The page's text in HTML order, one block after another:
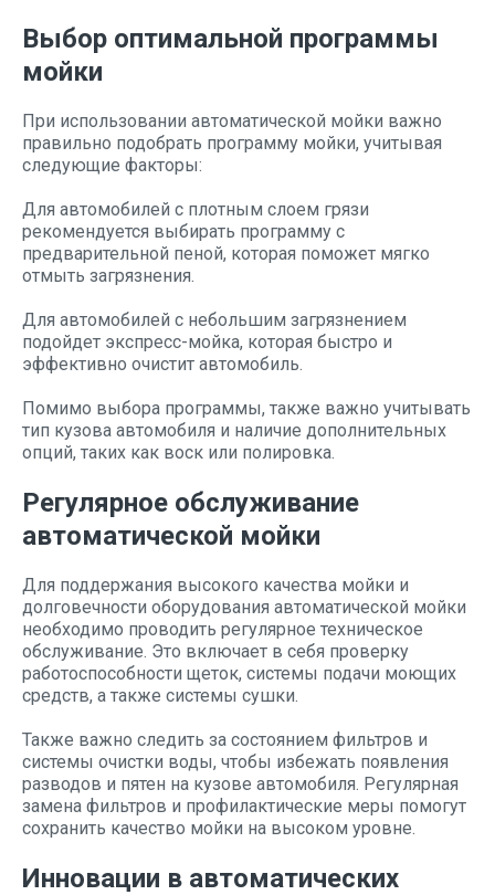
Выбор оптимальной программы
мойки
При использовании автоматической мойки важно
правильно подобрать программу мойки, учитывая
следующие факторы:
Для автомобилей с плотным слоем грязи
рекомендуется выбирать программу с
предварительной пеной, которая поможет мягко
отмыть загрязнения.
Для автомобилей с небольшим загрязнением
подойдет экспресс-мойка, которая быстро и
эффективно очистит автомобиль.
Помимо выбора программы, также важно учитывать
тип кузова автомобиля и наличие дополнительных
опций, таких как воск или полировка.
Регулярное обслуживание
автоматической мойки
Для поддержания высокого качества мойки и
долговечности оборудования автоматической мойки
необходимо проводить регулярное техническое
обслуживание. Это включает в себя проверку
работоспособности щеток, системы подачи моющих
средств, а также системы сушки.
Также важно следить за состоянием фильтров и
системы очистки воды, чтобы избежать появления
разводов и пятен на кузове автомобиля. Регулярная
замена фильтров и профилактические меры помогут
сохранить качество мойки на высоком уровне.
Инновации в автоматических